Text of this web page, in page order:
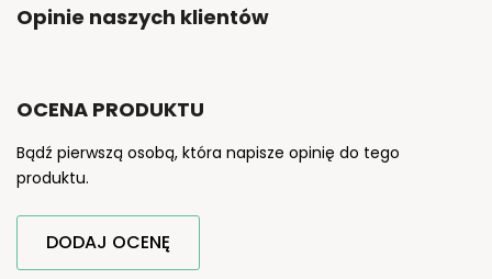
Opinie naszych klientów
OCENA PRODUKTU
Bądź pierwszą osobą, która napisze opinię do tego
produktu.
DODAJ OCENĘ